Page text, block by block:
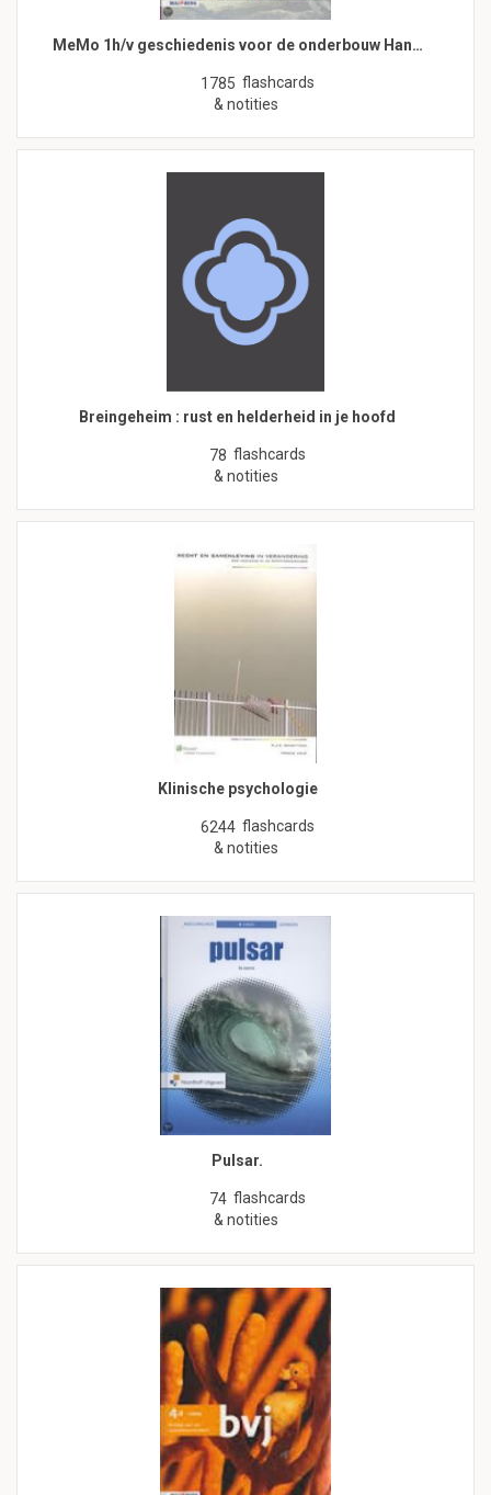
MeMo 1h/v geschiedenis voor de onderbouw Han…
1785 flashcards
& notities
Breingeheim : rust en helderheid in je hoofd
78 flashcards
& notities
Klinische psychologie
6244 flashcards
& notities
Pulsar.
74 flashcards
& notities